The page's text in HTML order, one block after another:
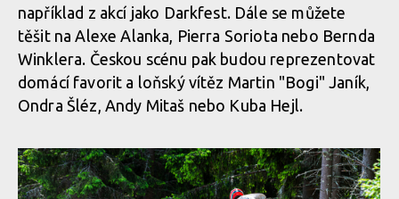
například z akcí jako Darkfest. Dále se můžete
těšit na Alexe Alanka, Pierra Soriota nebo Bernda
Winklera. Českou scénu pak budou reprezentovat
domácí favorit a loňský vítěz Martin "Bogi" Janík,
Ondra Šléz, Andy Mitaš nebo Kuba Hejl.